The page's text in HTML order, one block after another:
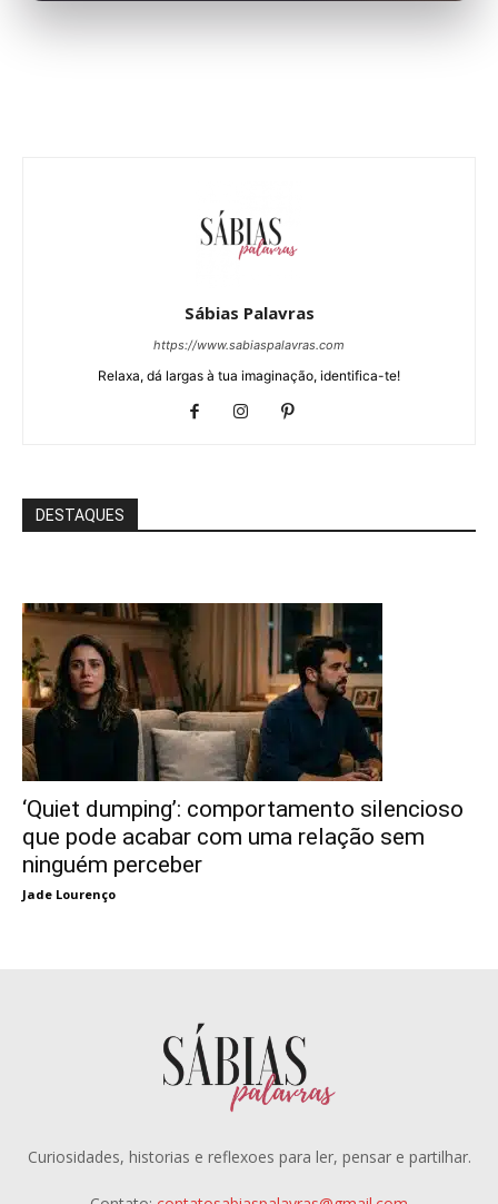
Sábias Palavras
https://www.sabiaspalavras.com
Relaxa, dá largas à tua imaginação, identifica-te!
DESTAQUES
‘Quiet dumping’: comportamento silencioso
que pode acabar com uma relação sem
ninguém perceber
Jade Lourenço
Curiosidades, historias e reflexoes para ler, pensar e partilhar.